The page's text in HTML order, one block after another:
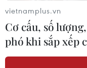
vietnamplus.vn
Cơ cấu, số
phó khi sắp xếp